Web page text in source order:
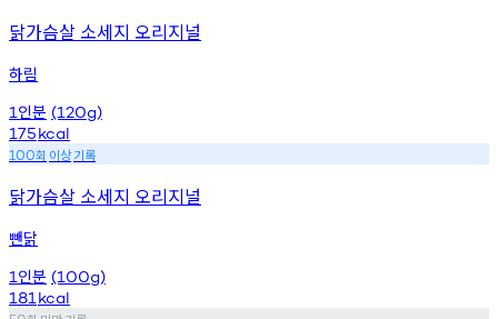
닭가슴살 소세지 오리지널
하림
1 인분 (120g)
175kcal
100회 이상기록
닭가슴살 소세지 오리지널
뺀닭
1 인분 (100g)
181 kcal